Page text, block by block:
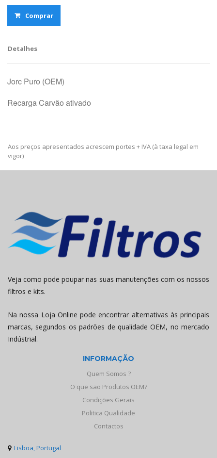
Comprar
Detalhes
Jorc Puro (OEM)
Recarga Carvão ativado
Aos preços apresentados acrescem portes + IVA (à taxa legal em
vigor)
Veja como pode poupar nas suas manutenções com os nossos
filtros e kits.
Na nossa Loja Online pode encontrar alternativas às principais
marcas, segundos os padrões de qualidade OEM, no mercado
Indústrial.
INFORMAÇÃO
Quem Somos ?
O que são Produtos OEM?
Condições Gerais
Politica Qualidade
Contactos
 Lisboa, Portugal